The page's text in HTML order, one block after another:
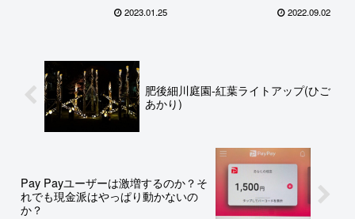
てみたところ以前よりかなり能力
2023.01.25 2022.09.02
肥後細川庭園-紅葉ライトアップ(ひご
あかり)
Pay Payユーザーは激増するのか？そ
れでも現金派はやっぱり動かないの
か？